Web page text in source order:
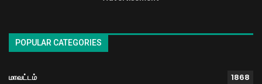
POPULAR CATEGORIES
மாவட்டம் 1868